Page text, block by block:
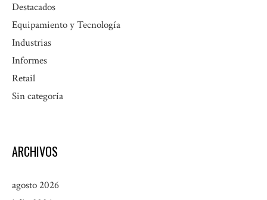
Destacados
Equipamiento y Tecnología
Industrias
Informes
Retail
Sin categoría
ARCHIVOS
agosto 2026